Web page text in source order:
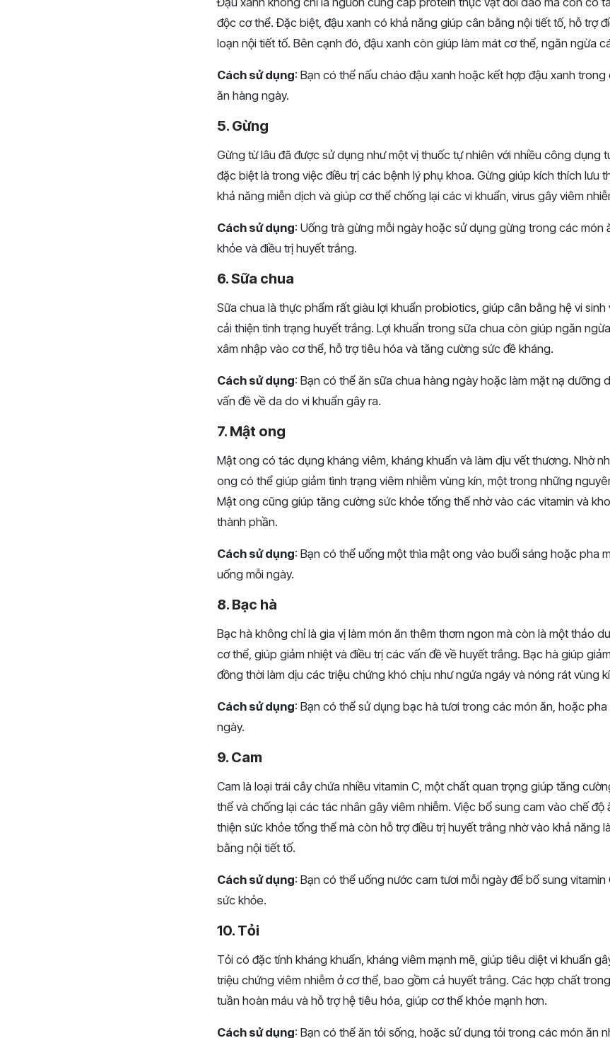
độc cơ thể. Đặc biệt, đậu xanh có khả năng giúp cân bằng nội tiết tố, hỗ trợ
loạn nội tiết tố. Bên cạnh đó, đậu xanh còn giúp làm mát cơ thể, ngăn ngừa
Cách sử dụng: Bạn có thể nấu cháo đậu xanh hoặc kết hợp đậu xanh
ăn hàng ngày.
5. Gừng
Gừng từ lâu đã được sử dụng như một vị thuốc tự nhiên với nhiều công dụng
đặc biệt là trong việc điều trị các bệnh lý phụ khoa. Gừng giúp kích thích lưu
khả năng miễn dịch và giúp cơ thể chống lại các vi khuẩn, virus gây viêm
Cách sử dụng: Uống trà gừng mỗi ngày hoặc sử dụng gừng trong các món
khỏe và điều trị huyết trắng.
6. Sữa chua
Sữa chua là thực phẩm rất giàu lợi khuẩn probiotics, giúp cân bằng hệ vi
cải thiện tình trạng huyết trắng. Lợi khuẩn trong sữa chua còn giúp ngăn
xâm nhập vào cơ thể, hỗ trợ tiêu hóa và tăng cường sức đề kháng.
Cách sử dụng: Bạn có thể ăn sữa chua hàng ngày hoặc làm mặt nạ dưỡng
vấn đề về da do vi khuẩn gây ra.
7. Mật ong
Mật ong có tác dụng kháng viêm, kháng khuẩn và làm dịu vết thương. Nhờ
ong có thể giúp giảm tình trạng viêm nhiễm vùng kín, một trong những
Mật ong cũng giúp tăng cường sức khỏe tổng thể nhờ vào các vitamin và
thành phần.
Cách sử dụng: Bạn có thể uống một thìa mật ong vào buổi sáng hoặc pha
uống mỗi ngày.
8. Bạc hà
Bạc hà không chỉ là gia vị làm món ăn thêm thơm ngon mà còn là một thảo
cơ thể, giúp giảm nhiệt và điều trị các vấn đề về huyết trắng. Bạc hà giúp
đồng thời làm dịu các triệu chứng khó chịu như ngứa ngáy và nóng rát vùng
Cách sử dụng: Bạn có thể sử dụng bạc hà tươi trong các món ăn, hoặc
ngày.
9. Cam
Cam là loại trái cây chứa nhiều vitamin C, một chất quan trọng giúp tăng
thể và chống lại các tác nhân gây viêm nhiễm. Việc bổ sung cam vào chế độ
thiện sức khỏe tổng thể mà còn hỗ trợ điều trị huyết trắng nhờ vào khả năng
bằng nội tiết tố.
Cách sử dụng: Bạn có thể uống nước cam tươi mỗi ngày để bổ sung
sức khỏe.
10. Tỏi
Tỏi có đặc tính kháng khuẩn, kháng viêm mạnh mẽ, giúp tiêu diệt vi khuẩn
triệu chứng viêm nhiễm ở cơ thể, bao gồm cả huyết trắng. Các hợp chất
tuần hoàn máu và hỗ trợ hệ tiêu hóa, giúp cơ thể khỏe mạnh hơn.
Cách sử dụng: Bạn có thể ăn tỏi sống, hoặc sử dụng tỏi trong các món ăn